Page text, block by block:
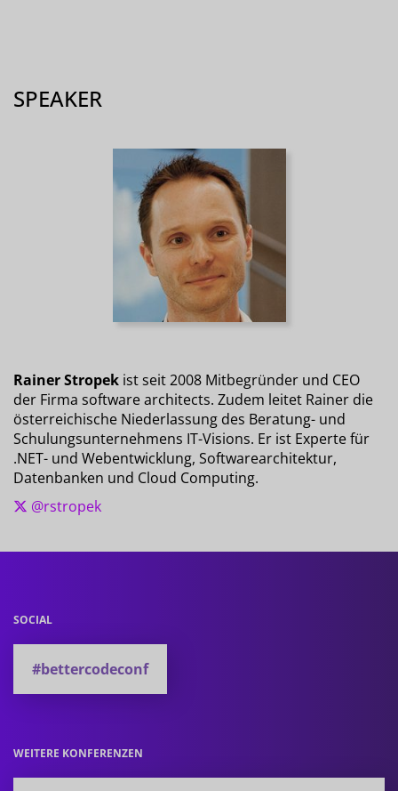
SPEAKER
Rainer Stropek ist seit 2008 Mitbegründer und CEO
der Firma software architects. Zudem leitet Rainer die
österreichische Niederlassung des Beratung- und
Schulungsunternehmens IT-Visions. Er ist Experte für
.NET- und Webentwicklung, Softwarearchitektur,
Datenbanken und Cloud Computing.
@rstropek
SOCIAL
#bettercodeconf
WEITERE KONFERENZEN